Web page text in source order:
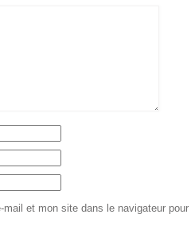
mail et mon site dans le navigateur